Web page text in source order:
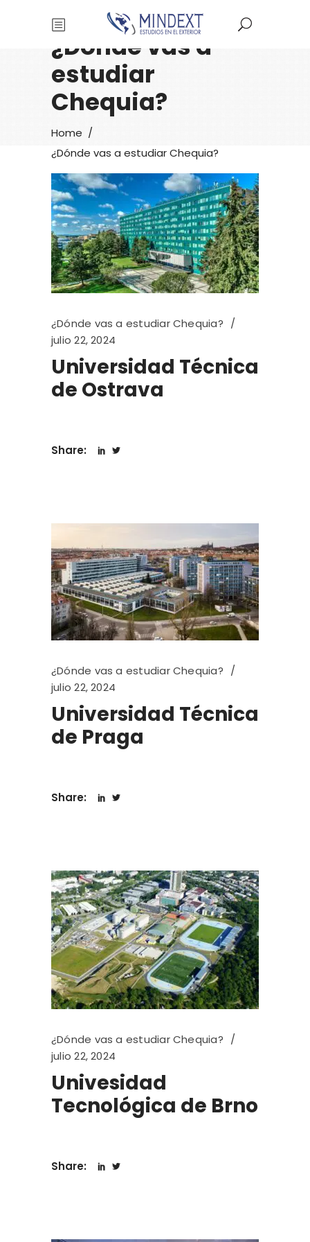
¿Dónde vas a
estudiar
Chequia?
Home /
¿Dónde vas a estudiar Chequia?
¿Dónde vas a estudiar Chequia?
julio 22, 2024
Universidad Técnica
de Ostrava
Share:
¿Dónde vas a estudiar Chequia?
julio 22, 2024
Universidad Técnica
de Praga
Share:
¿Dónde vas a estudiar Chequia?
julio 22, 2024
Univesidad
Tecnológica de Brno
Share: